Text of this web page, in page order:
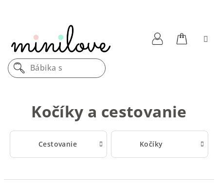
Dreve
Kočíky a cestovanie
Cestovanie Kočíky